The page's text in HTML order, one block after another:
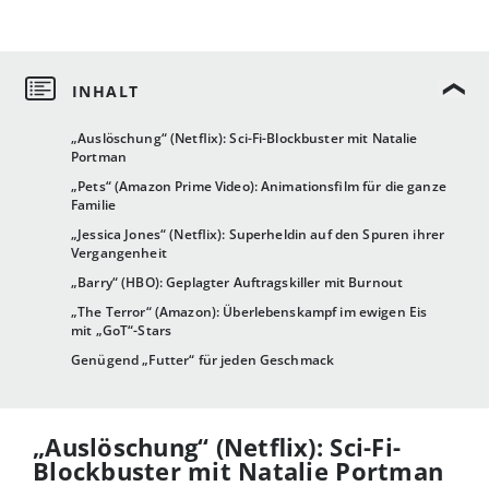
„Auslöschung“ (Netflix): Sci-Fi-Blockbuster mit Natalie
Portman
„Pets“ (Amazon Prime Video): Animationsfilm für die ganze
Familie
„Jessica Jones“ (Netflix): Superheldin auf den Spuren ihrer
Vergangenheit
„Barry“ (HBO): Geplagter Auftragskiller mit Burnout
„The Terror“ (Amazon): Überlebenskampf im ewigen Eis
mit „GoT“-Stars
Genügend „Futter“ für jeden Geschmack
„Auslöschung“ (Netflix): Sci-Fi-
Blockbuster mit Natalie Portman